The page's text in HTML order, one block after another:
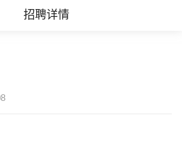
招聘详情